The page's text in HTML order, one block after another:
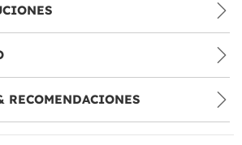
RECOMENDACIONES